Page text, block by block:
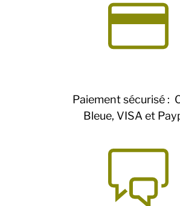
Paiement sécurisé :
Bleue, VISA et